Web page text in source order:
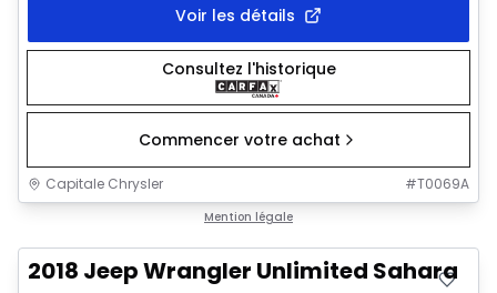
Voir les détails
Consultez l'historique
Commencer votre achat
Capitale Chrysler #T0069A
Mention légale
2018 Jeep Wrangler Unlimited Sahara